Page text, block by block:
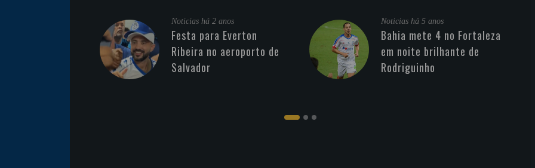
Noticias há 2 anos
Festa para Everton
Ribeira no aeroporto de
Salvador
Noticias há 5 anos
Bahia mete 4 no Fortaleza
em noite brilhante de
Rodriguinho